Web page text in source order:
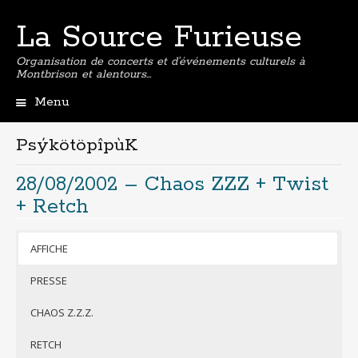
La Source Furieuse
Organisation de concerts et d’événements culturels à
Montbrison et alentours…
Menu
contenu
principal
PsýkötöpîpùK
28/08/2002 – Chaos ZZZ + Twist
+ Retch
AFFICHE
PRESSE
CHAOS Z.Z.Z.
RETCH